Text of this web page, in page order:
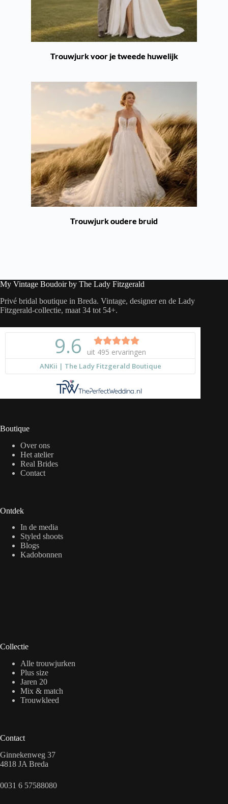
Trouwjurk voor je tweede huwelijk
Trouwjurk oudere bruid
My Vintage Boudoir by The Lady Fitzgerald
Privé bridal boutique in Breda. Vintage, designer en de Lady
Fitzgerald-collectie, maat 34 tot 54+.
Boutique
Over ons
Het atelier
Real Brides
Contact
Ontdek
In de media
Styled shoots
Blogs
Kadobonnen
Collectie
Alle trouwjurken
Plus size
Jaren 20
Mix & match
Trouwkleed
Contact
Ginnekenweg 37
4818 JA Breda
0031 6 57588080